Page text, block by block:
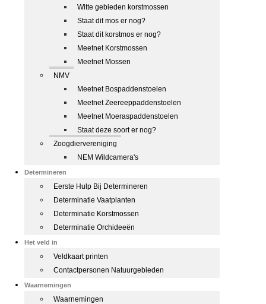
Witte gebieden korstmossen
Staat dit mos er nog?
Staat dit korstmos er nog?
Meetnet Korstmossen
Meetnet Mossen
NMV
Meetnet Bospaddenstoelen
Meetnet Zeereeppaddenstoelen
Meetnet Moeraspaddenstoelen
Staat deze soort er nog?
Zoogdiervereniging
NEM Wildcamera's
Determineren
Eerste Hulp Bij Determineren
Determinatie Vaatplanten
Determinatie Korstmossen
Determinatie Orchideeën
Het veld in
Veldkaart printen
Contactpersonen Natuurgebieden
Waarnemingen
Waarnemingen